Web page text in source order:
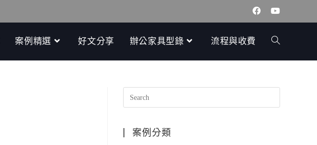
案例精選 好文分享 辦公家具型錄 流程與收費
案例分類